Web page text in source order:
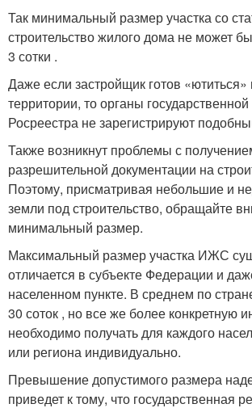
Так минимальный размер участка со
строительство жилого дома не может
3 сотки .
Даже если застройщик готов
территории, то органы
Росреестра не зарегистрируют
Также возникнут проблемы с
разрешительной документации на
Поэтому, присматривая небольшие и
земли под строительство, обращайте
минимальный размер.
Максимальный размер участка ИЖС
отличается в субъекте Федерации и
населенном пункте. В среднем по
30 соток , но все же более конкретную
необходимо получать для каждого
или региона индивидуально.
Превышение допустимого размера
приведет к тому, что государственная